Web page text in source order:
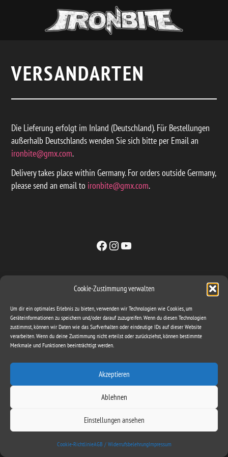
Cookie-Zustimmung verwalten
Um dir ein optimales Erlebnis zu bieten, verwenden wir Technologien wie Cookies, um
Geräteinformationen zu speichern und/oder darauf zuzugreifen. Wenn du diesen Technologien
zustimmst, können wir Daten wie das Surfverhalten oder eindeutige IDs auf dieser Website
verarbeiten. Wenn du deine Zustimmung nicht erteilst oder zurückziehst, können bestimmte
Merkmale und Funktionen beeinträchtigt werden.
Akzeptieren
Ablehnen
Einstellungen ansehen
Cookie-RichtlinieAGB / WiderrufsbelehrungImpressum
VERSANDARTEN
Die Lieferung erfolgt im Inland (Deutschland). Für Bestellungen
außerhalb Deutschlands wenden Sie sich bitte per Email an
ironbite@gmx.com.
Delivery takes place within Germany. For orders outside Germany,
please send an email to ironbite@gmx.com.
Facebook
Instagram
YouTube
Sachse & Band GbR
Mattstieg 3
06648 Eckartsberga
Impressum
Datenschutz
Cookie-Richtlinie (EU)